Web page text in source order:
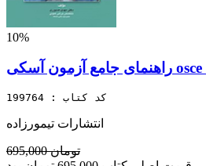
10%
کد کتاب : 199764
انتشارات تیمورزاده
695,000 تومان